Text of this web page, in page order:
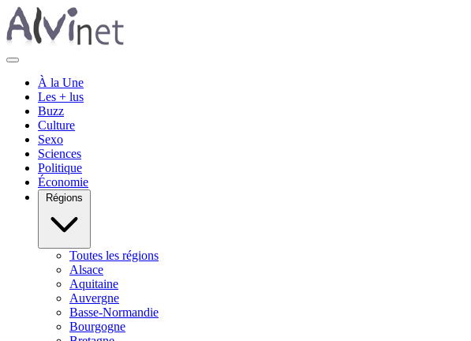
À la Une
Les + lus
Buzz
Culture
Sexo
Sciences
Politique
Économie
Régions
Toutes les régions
Alsace
Aquitaine
Auvergne
Basse-Normandie
Bourgogne